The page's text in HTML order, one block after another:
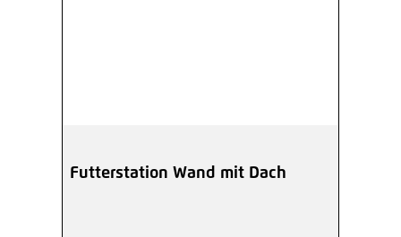
Futterstation Wand mit Dach